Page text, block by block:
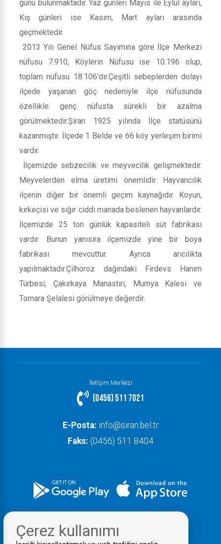
günü bulunmaktadır. Yaz günleri Mayıs ile Eylül ayları,
Kış günleri ise Kasım, Mart ayları arasında
geçmektedir.
2013 Yılı Genel Nüfus Sayımına göre İlçe Merkezi
nüfusu 7.910, Köylerin Nüfusu ise 10.196 olup,
toplam nüfusu 18.106’dır.Çeşitli sebeplerden dolayı
ilçede yaşanan göç nedeniyle ilçe nüfusunda
özellikle genç nüfusta sürekli bir azalma
görülmektedir.Şiran 1925 yılında İlçe statüsünü
kazanmıştır. İlçede 1 Belde ve 66 köy yerleşim birimi
vardır.
İlçemizde sebzecilik ve meyvecilik gelişmektedir.
Meyvelerden elma üretimi önemlidir. Hayvancılık
ilçenin diğer bir önemli geçim kaynağıdır. Koyun,
kırkeçisi ve sığır ciddi manada beslenen hayvanlardır.
İlçemizde 25 ton günlük kapasiteli süt fabrikası
vardır. Bunun yanısıra ilçemizde yine bir boya
fabrikası mevcuttur. Ayrıca arıcılıkta
yapılmaktadır.Çilhoroz dağındaki Firdevs Hanım
Türbesi, Çakırkaya Manastırı, Mumya Kalesi ve
Tomara Şelalesi görülmeye değerdir.
İletişim Merkezi
(0456) 511 7021
E-Posta: info@siran.bel.tr
Faks: (0456) 511 8404
Çerez kullanımı